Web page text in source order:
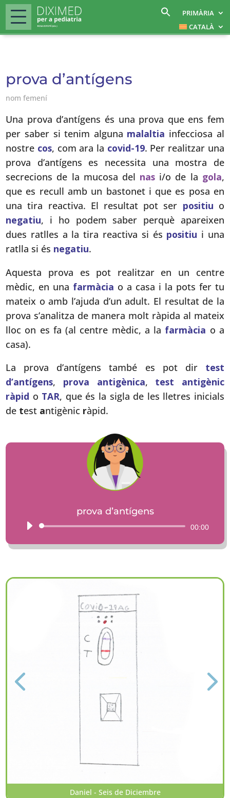
PRIMÀRIA
CATALÀ
prova d’antígens
nom femení
Una prova d’antígens és una prova que ens fem
per saber si tenim alguna malaltia infecciosa al
nostre cos, com ara la covid-19. Per realitzar una
prova d’antígens es necessita una mostra de
secrecions de la mucosa del nas i/o de la gola,
que es recull amb un bastonet i que es posa en
una tira reactiva. El resultat pot ser positiu o
negatiu, i ho podem saber perquè apareixen
dues ratlles a la tira reactiva si és positiu i una
ratlla si és negatiu.
Aquesta prova es pot realitzar en un centre
mèdic, en una farmàcia o a casa i la pots fer tu
mateix o amb l’ajuda d’un adult. El resultat de la
prova s’analitza de manera molt ràpida al mateix
lloc on es fa (al centre mèdic, a la farmàcia o a
casa).
La prova d’antígens també es pot dir test
d’antígens, prova antigènica, test antigènic
ràpid o TAR, que és la sigla de les lletres inicials
de test antigènic ràpid.
prova d’antígens
Reproductor
00:00
Daniel - Seis de Diciembre